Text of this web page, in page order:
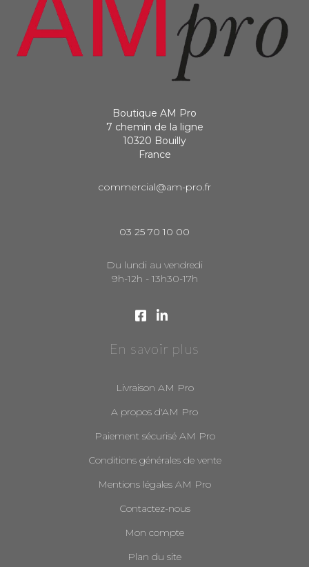
Boutique AM Pro
7 chemin de la ligne
10320 Bouilly
France
commercial@am-pro.fr
03 25 70 10 00
Du lundi au vendredi
9h-12h - 13h30-17h
En savoir plus
Livraison AM Pro
A propos d'AM Pro
Paiement sécurisé AM Pro
Conditions générales de vente
Mentions légales AM Pro
Contactez-nous
Mon compte
Plan du site